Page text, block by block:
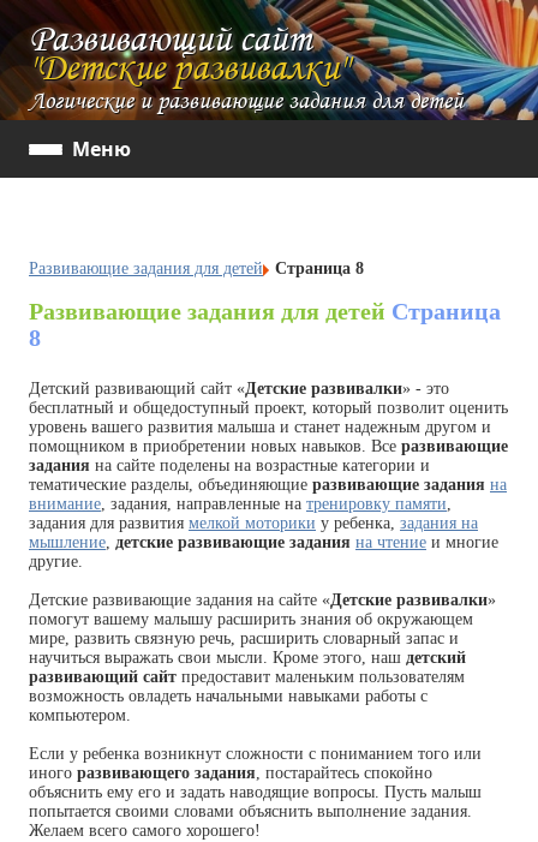
Развивающий сайт
"Детские развивалки"
Логические и развивающие задания для детей
Меню
Развивающие задания для детей Страница 8
Развивающие задания для детей Страница
8
Детский развивающий сайт «Детские развивалки» - это
бесплатный и общедоступный проект, который позволит оценить
уровень вашего развития малыша и станет надежным другом и
помощником в приобретении новых навыков. Все развивающие
задания на сайте поделены на возрастные категории и
тематические разделы, объединяющие развивающие задания на
внимание, задания, направленные на тренировку памяти,
задания для развития мелкой моторики у ребенка, задания на
мышление, детские развивающие задания на чтение и многие
другие.
Детские развивающие задания на сайте «Детские развивалки»
помогут вашему малышу расширить знания об окружающем
мире, развить связную речь, расширить словарный запас и
научиться выражать свои мысли. Кроме этого, наш детский
развивающий сайт предоставит маленьким пользователям
возможность овладеть начальными навыками работы с
компьютером.
Если у ребенка возникнут сложности с пониманием того или
иного развивающего задания, постарайтесь спокойно
объяснить ему его и задать наводящие вопросы. Пусть малыш
попытается своими словами объяснить выполнение задания.
Желаем всего самого хорошего!